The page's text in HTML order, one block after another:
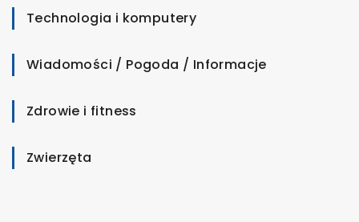
Technologia i komputery
Wiadomości / Pogoda / Informacje
Zdrowie i fitness
Zwierzęta